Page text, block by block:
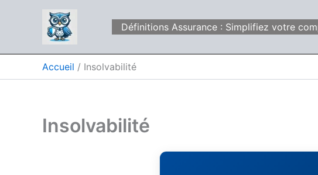
Définitions Assurance : Simplifiez votre
Accueil Insolvabilité
Insolvabilité